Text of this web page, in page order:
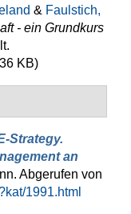
& Faulstich,
- ein Grundkurs
KB)
Strategy.
an
Abgerufen von
1991.html